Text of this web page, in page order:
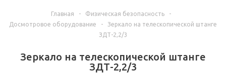
Главная - Физическая безопасность
-
Досмотровое оборудование
-
Зеркало на телескопической штанге
ЗДТ-2,2/3
Зеркало на телескопической штанге
ЗДТ-2,2/3